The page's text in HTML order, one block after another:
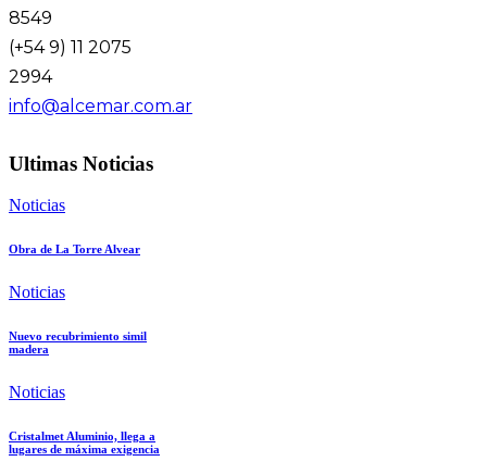
8549
(+54 9) 11 2075
2994
info@alcemar.com.ar
Ultimas Noticias
Noticias
Obra de La Torre Alvear
Noticias
Nuevo recubrimiento simil
madera
Noticias
Cristalmet Aluminio, llega a
lugares de máxima exigencia